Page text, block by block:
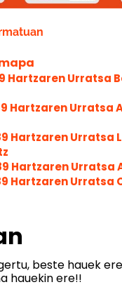
Hartzaren Urratsa
Hartzaren Urratsa
Hartzaren Urratsa
Hartzaren Urratsa
Hartzaren Urratsa
beste hauek
hauekin ere!!